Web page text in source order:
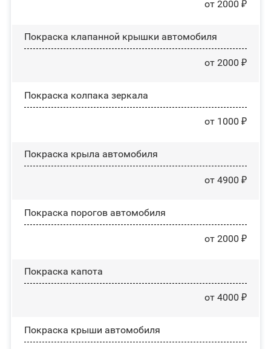
от 2000 ₽
Покраска клапанной крышки автомобиля
от 2000 ₽
Покраска колпака зеркала
от 1000 ₽
Покраска крыла автомобиля
от 4900 ₽
Покраска порогов автомобиля
от 2000 ₽
Покраска капота
от 4000 ₽
Покраска крыши автомобиля